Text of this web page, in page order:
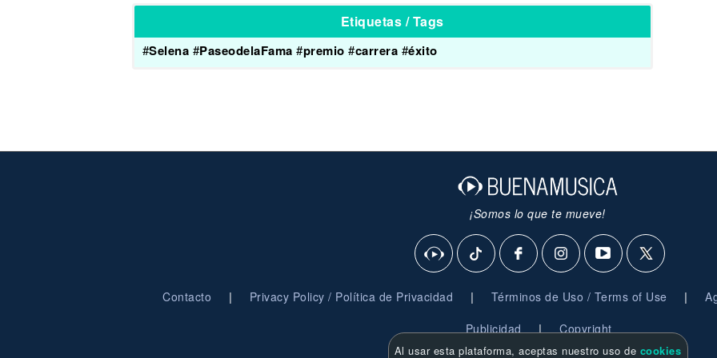
Etiquetas / Tags
#Selena #PaseodelaFama #premio #carrera #éxito
¡Somos lo que te mueve!
Contacto | Privacy Policy / Política de Privacidad | Términos de Uso / Terms of Use |
Publicidad | Copyright
Al usar esta plataforma, aceptas nuestro uso de cookies